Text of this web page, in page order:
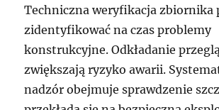
Techniczna weryfikacja zbiornika
zidentyfikować na czas problemy
konstrukcyjne. Odkładanie
zwiększają ryzyko awarii.
nadzór obejmuje sprawdzenie